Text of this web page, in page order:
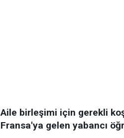
Aile birleşimi için gerekli
Fransa'ya gelen yabancı